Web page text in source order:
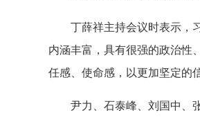
丁薛祥主持会议时表示，
内涵丰富，具有很强的政治性
任感、使命感，以更加坚定的
尹力、石泰峰、刘国中、